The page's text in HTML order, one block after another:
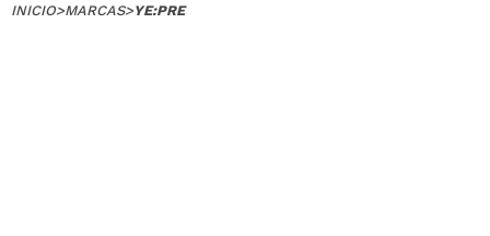
INICIO>MARCAS>YE:PRE